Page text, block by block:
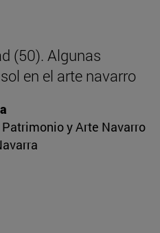
(50). Algunas
en el arte navarro
y Arte Navarro